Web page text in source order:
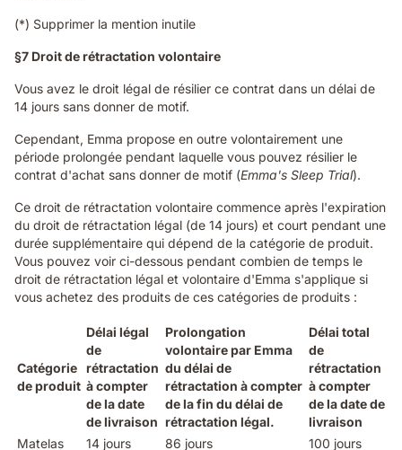
(*) Supprimer la mention inutile
§7 Droit de rétractation volontaire
Vous avez le droit légal de résilier ce contrat dans un délai de
14 jours sans donner de motif.
Cependant, Emma propose en outre volontairement une
période prolongée pendant laquelle vous pouvez résilier le
contrat d'achat sans donner de motif (Emma's Sleep Trial).
Ce droit de rétractation volontaire commence après l'expiration
du droit de rétractation légal (de 14 jours) et court pendant une
durée supplémentaire qui dépend de la catégorie de produit.
Vous pouvez voir ci-dessous pendant combien de temps le
droit de rétractation légal et volontaire d'Emma s'applique si
vous achetez des produits de ces catégories de produits :
Catégorie
de produit
Délai légal
de
rétractation
à compter
de la date
de livraison
Prolongation
volontaire par Emma
du délai de
rétractation à compter
de la fin du délai de
rétractation légal.
Délai total
de
rétractation
à compter
de la date de
livraison
Matelas
14 jours 86 jours
100 jours